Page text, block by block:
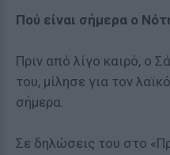
Πού είναι σήμερα ο
Πριν από λίγο καιρό, ο
του, μίλησε για τον
σήμερα.
Σε δηλώσεις του στο